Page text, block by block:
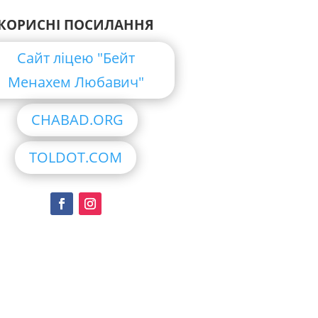
ПОСИЛАННЯ
Сайт ліцею "Бейт
Менахем Любавич"
CHABAD.ORG
TOLDOT.COM